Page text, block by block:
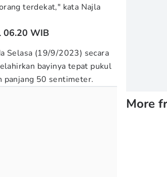
terdekat," kata Najla
06.20 WIB
Selasa (19/9/2023) secara
bayinya tepat pukul
50 sentimeter.
More